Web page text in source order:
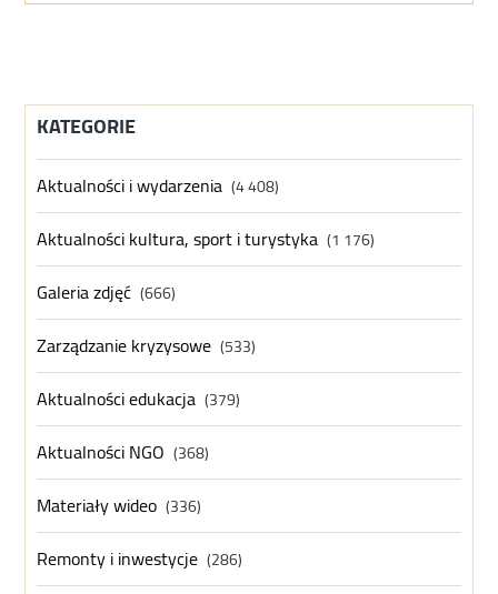
KATEGORIE
Aktualności i wydarzenia (4 408)
Aktualności kultura, sport i turystyka (1 176)
Galeria zdjęć (666)
Zarządzanie kryzysowe (533)
Aktualności edukacja (379)
Aktualności NGO (368)
Materiały wideo (336)
Remonty i inwestycje (286)